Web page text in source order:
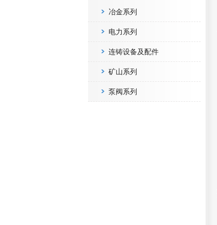
冶金系列
电力系列
连铸设备及配件
矿山系列
泵阀系列